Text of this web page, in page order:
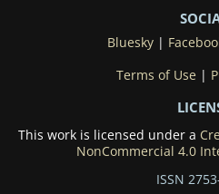
Bluesky|
Terms of Use |
This work is licensed under a
NonCommercial 4.0
ISSN